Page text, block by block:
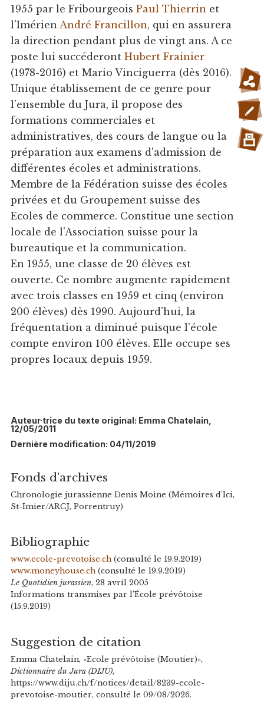
1955 par le Fribourgeois Paul Thierrin et
l'Imérien André Francillon, qui en assurera
la direction pendant plus de vingt ans. A ce
poste lui succéderont Hubert Frainier
(1978-2016) et Mario Vinciguerra (dès 2016).
Unique établissement de ce genre pour
l'ensemble du Jura, il propose des
formations commerciales et
administratives, des cours de langue ou la
préparation aux examens d'admission de
différentes écoles et administrations.
Membre de la Fédération suisse des écoles
privées et du Groupement suisse des
Ecoles de commerce. Constitue une section
locale de l'Association suisse pour la
bureautique et la communication.
En 1955, une classe de 20 élèves est
ouverte. Ce nombre augmente rapidement
avec trois classes en 1959 et cinq (environ
200 élèves) dès 1990. Aujourd'hui, la
fréquentation a diminué puisque l'école
compte environ 100 élèves. Elle occupe ses
propres locaux depuis 1959.
Auteur·trice du texte original: Emma Chatelain,
12/05/2011
Dernière modification: 04/11/2019
Fonds d’archives
Chronologie jurassienne Denis Moine (Mémoires d'Ici,
St-Imier/ARCJ, Porrentruy)
Bibliographie
www.ecole-prevotoise.ch(consulté le 19.9.2019)
www.moneyhouse.ch(consulté le 19.9.2019)
Le Quotidien jurassien, 28 avril 2005
Informations transmises par l’École prévôtoise
(15.9.2019)
Suggestion de citation
Emma Chatelain, «Ecole prévôtoise (Moutier)»,
Dictionnaire du Jura (DIJU),
https://www.diju.ch/f/notices/detail/8239-ecole-
prevotoise-moutier, consulté le 09/08/2026.